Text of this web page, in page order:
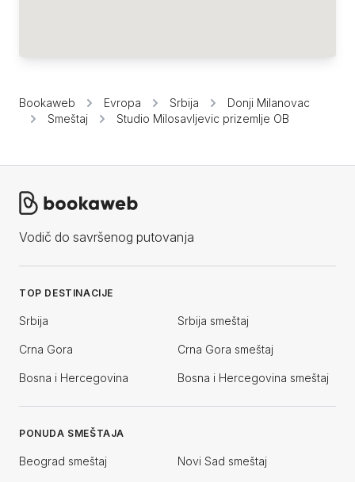
Bookaweb Evropa Srbija
Donji Milanovac
Smeštaj
Studio Milosavljevic prizemlje OB
Vodič do savršenog putovanja
TOP DESTINACIJE
Srbija Srbija smeštaj
Crna Gora Crna Gora smeštaj
Bosna i Hercegovina Bosna i Hercegovina smeštaj
PONUDA SMEŠTAJA
Beograd smeštaj Novi Sad smeštaj